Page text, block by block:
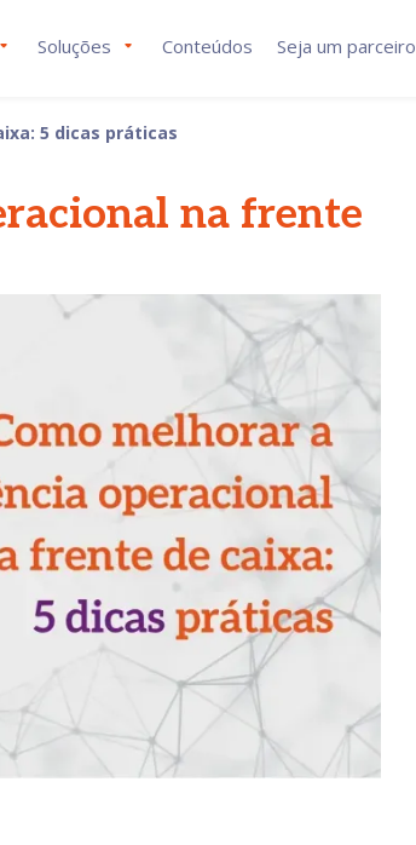
Soluções Conteúdos Seja um parceiro
5 dicas práticas
na frente